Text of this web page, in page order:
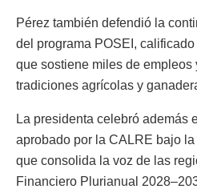
Pérez también defendió la
del programa POSEI,
que sostiene miles de empleos
tradiciones agrícolas y
La presidenta celebró además
aprobado por la CALRE bajo
que consolida la voz de las
Financiero Plurianual